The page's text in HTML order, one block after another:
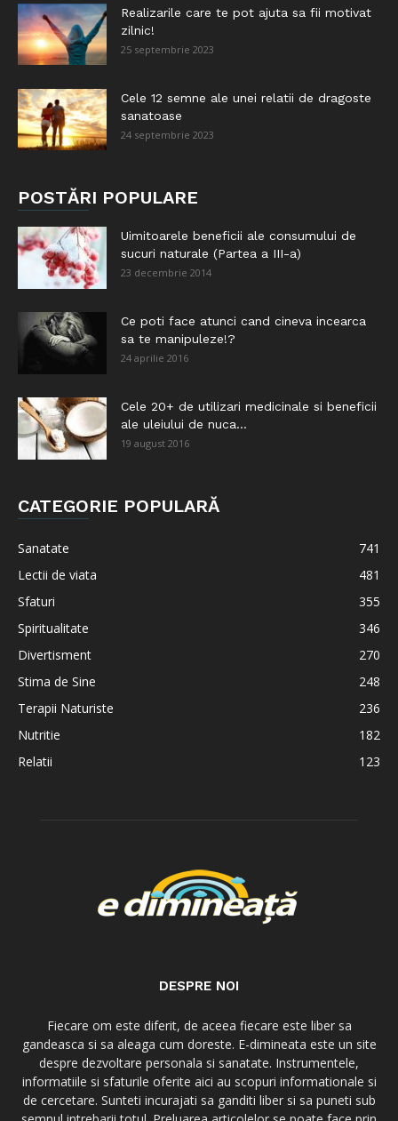
Realizarile care te pot ajuta sa fii motivat
zilnic!
25 septembrie 2023
Cele 12 semne ale unei relatii de dragoste
sanatoase
24 septembrie 2023
POSTĂRI POPULARE
Uimitoarele beneficii ale consumului de
sucuri naturale (Partea a III-a)
23 decembrie 2014
Ce poti face atunci cand cineva incearca
sa te manipuleze!?
24 aprilie 2016
Cele 20+ de utilizari medicinale si beneficii
ale uleiului de nuca...
19 august 2016
CATEGORIE POPULARĂ
Sanatate
741
Lectii de viata
481
Sfaturi
355
Spiritualitate
346
Divertisment
270
Stima de Sine
248
Terapii Naturiste
236
Nutritie
182
Relatii
123
DESPRE NOI
Fiecare om este diferit, de aceea fiecare este liber sa
gandeasca si sa aleaga cum doreste. E-dimineata este un site
despre dezvoltare personala si sanatate. Instrumentele,
informatiile si sfaturile oferite aici au scopuri informationale si
de cercetare. Sunteti incurajati sa ganditi liber si sa puneti sub